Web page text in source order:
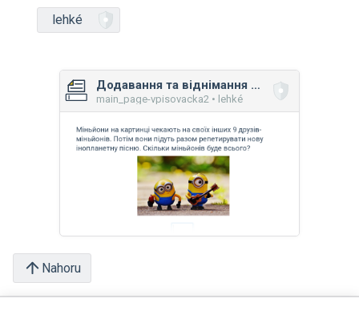
lehké
Додавання та віднімання основи: мікс вправ
main_page-vpisovacka2 • lehké
Nahoru